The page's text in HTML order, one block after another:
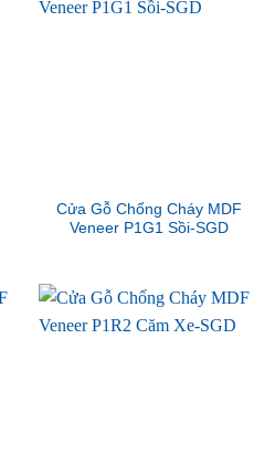
Cửa Gỗ Chống Cháy MDF
Veneer P1G1 Sồi-SGD